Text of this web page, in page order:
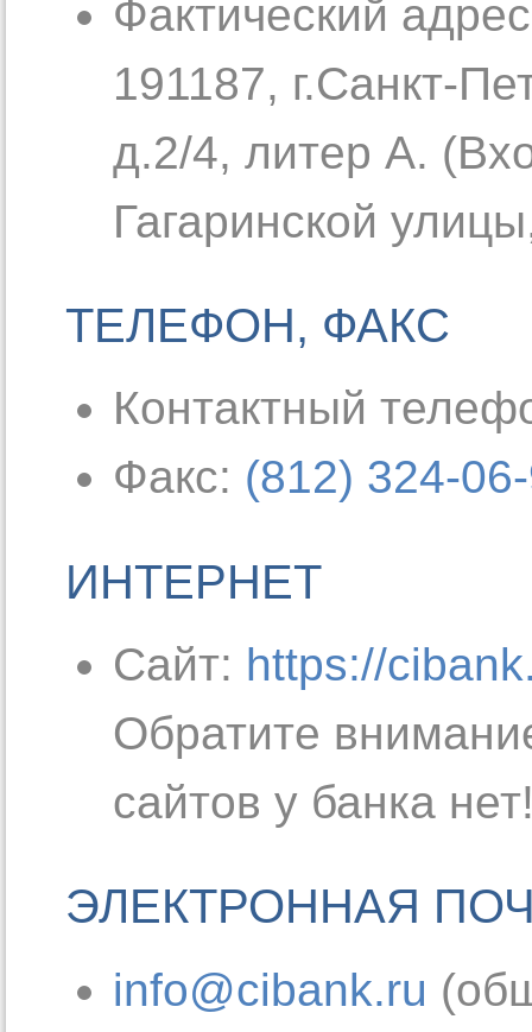
Фактический
191187, г.Санкт-
д.2/4, литер А.
Гагаринской
ТЕЛЕФОН, ФАКС
Контактный
Факс: (812) 324-
ИНТЕРНЕТ
Сайт: https://
Обратите
сайтов у банка
ЭЛЕКТРОННАЯ
info@cibank.ru